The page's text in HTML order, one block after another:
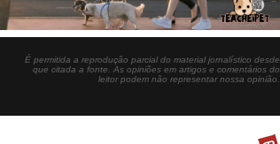
É permitida a reprodução parcial do material jornalístico desde
que citada a fonte. As opiniões em artigos e comentários do
leitor podem não representar nossa opinião.